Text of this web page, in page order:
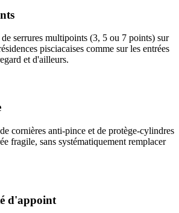
serrures multipoints (3, 5 ou 7 points) sur
pisciacaises comme sur les entrées
et d'ailleurs.
cornières anti-pince et de protège-cylindres
fragile, sans systématiquement remplacer
d'appoint